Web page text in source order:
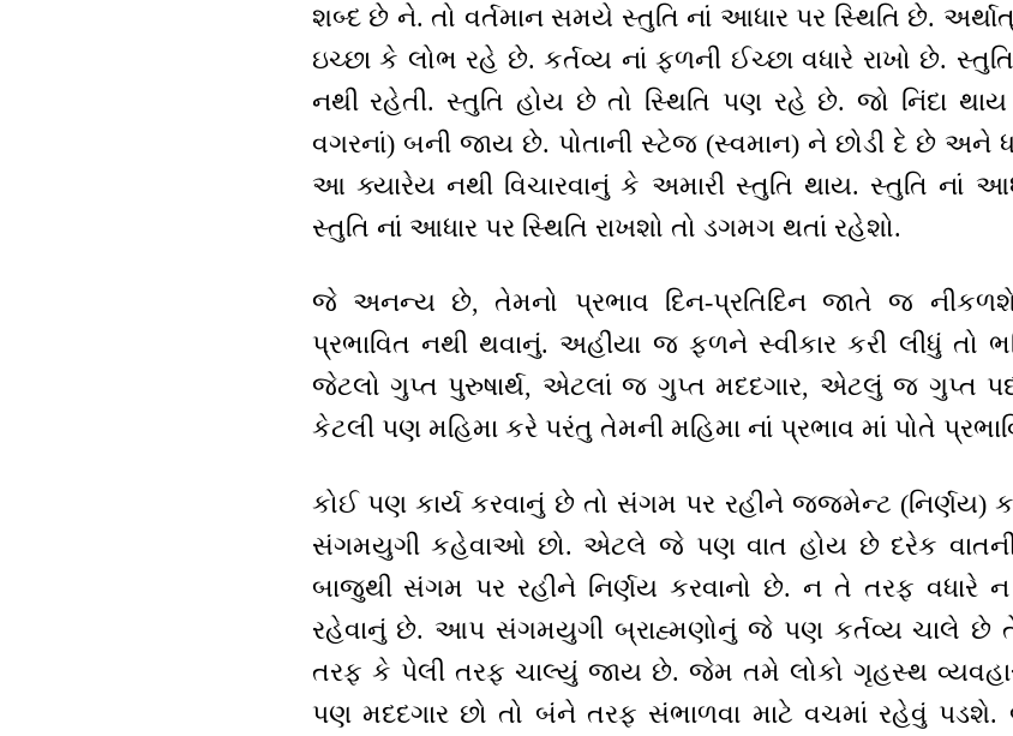
શબ્દ છે ને. તો વર્તમાન સમયે સ્તુતિ નાં આધાર પર સ્થિતિ છે.
ઇચ્છા કે લોભ રહે છે. કર્તવ્ય નાં ફળની ઈચ્છા વધારે રાખો છે.
નથી રહેતી. સ્તુતિ હોય છે તો સ્થિતિ પણ રહે છે. જો નિંદા થાય
વગરનાં) બની જાય છે. પોતાની સ્ટેજ (સ્વમાન) ને છોડી દે છે
આ ક્યારેય નથી વિચારવાનું કે અમારી સ્તુતિ થાય. સ્તુતિ નાં
સ્તુતિ નાં આધાર પર સ્થિતિ રાખશો તો ડગમગ થતાં રહેશો.
જે અનન્ય છે, તેમનો પ્રભાવ દિન-પ્રતિદિન જાતે જ
પ્રભાવિત નથી થવાનું. અહીંયા જ ફળને સ્વીકાર કરી લીધું તો
જેટલો ગુપ્ત પુરુષાર્થ, એટલાં જ ગુપ્ત મદદગાર, એટલું જ ગુપ્ત
કેટલી પણ મહિમા કરે પરંતુ તેમની મહિમા નાં પ્રભાવ માં પોતે
કોઈ પણ કાર્ય કરવાનું છે તો સંગમ પર રહીને જજમેન્ટ (નિર્ણય)
સંગમયુગી કહેવાઓ છો. એટલે જે પણ વાત હોય છે દરેક
બાજુથી સંગમ પર રહીને નિર્ણય કરવાનો છે. ન તે તરફ
રહેવાનું છે. આપ સંગમયુગી બ્રાહ્મણોનું જે પણ કર્તવ્ય ચાલે
તરફ કે પેલી તરફ ચાલ્યું જાય છે. જેમ તમે લોકો ગૃહસ્થ
પણ મદદગાર છો તો બંને તરફ સંભાળવા માટે વચમાં રહેવું